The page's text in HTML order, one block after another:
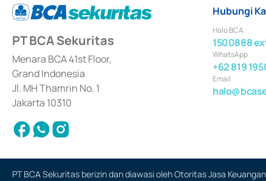
PT BCA Sekuritas
Menara BCA 41st Floor,
Grand Indonesia
Jl. MH Thamrin No. 1
Jakarta 10310
Hubungi
Halo BCA
1500888
WhatsApp
+62 819
Email
PT BCA Sekuritas berizin dan diawasi oleh Otoritas Jasa Keuangan